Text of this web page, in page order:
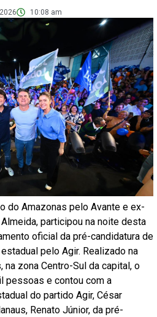
10:08 am
do Amazonas pelo Avante e ex-
participou na noite desta
oficial da pré-candidatura de
pelo Agir. Realizado na
na zona Centro-Sul da capital, o
pessoas e contou com a
do partido Agir, César
Renato Júnior, da pré-